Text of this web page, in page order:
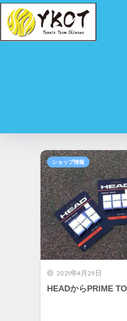
2021年4月29日
HEADからPRIME
ショップ情報